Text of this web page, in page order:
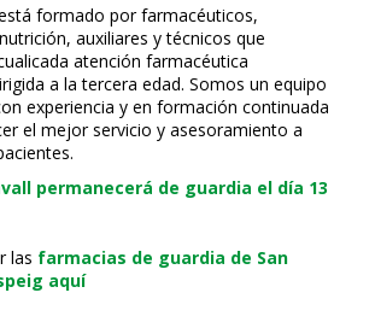
formado por farmacéuticos,
auxiliares y técnicos que
atención farmacéutica
a la tercera edad. Somos un equipo
experiencia y en formación continuada
el mejor servicio y asesoramiento a
permanecerá de guardia el día 13
las farmacias de guardia de San
aquí